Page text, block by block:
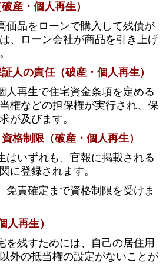
産・個人再生）
価品をローンで購入して残債が
、ローン会社が商品を引き上げ
人の責任（破産・個人再生）
人再生で住宅資金条項を定める
権などの担保権が実行され、保
が及びます。
格制限（破産・個人再生）
はいずれも、官報に掲載される
に登録されます。
免責確定まで資格制限を受けま
人再生）
を残すためには、自己の居住用
外の抵当権の設定がないことが